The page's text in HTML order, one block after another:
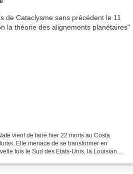
vient de faire hier 22 morts au Costa
Elle menace de se transformer en
fois le Sud des Etats-Unis, la Louisiane